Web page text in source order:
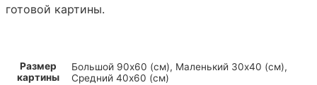
готовой картины.
Размер
картины
Большой 90х60 (см), Маленький 30х40 (см),
Средний 40х60 (см)